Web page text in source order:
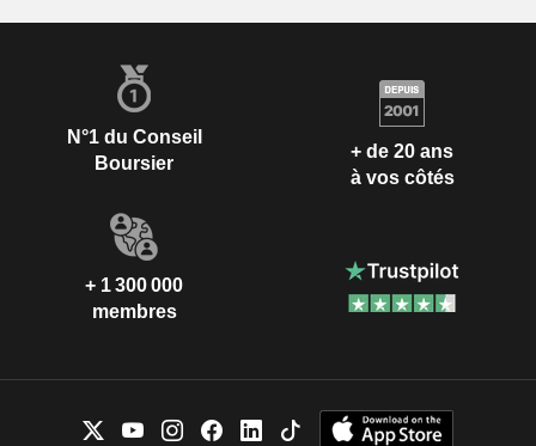
N°1 du Conseil
Boursier
+ de 20 ans
à vos côtés
+ 1 300 000
membres